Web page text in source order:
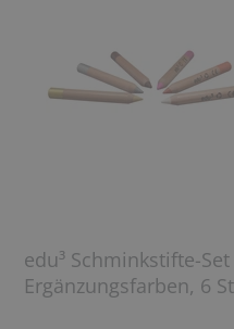
edu³ Schminkstifte-Set
Ergänzungsfarben, 6